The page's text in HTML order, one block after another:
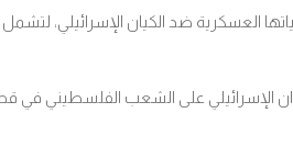
العسكرية ضد الكيان الإسرائيلي، لتشمل
الإسرائيلي على الشعب الفلسطيني في